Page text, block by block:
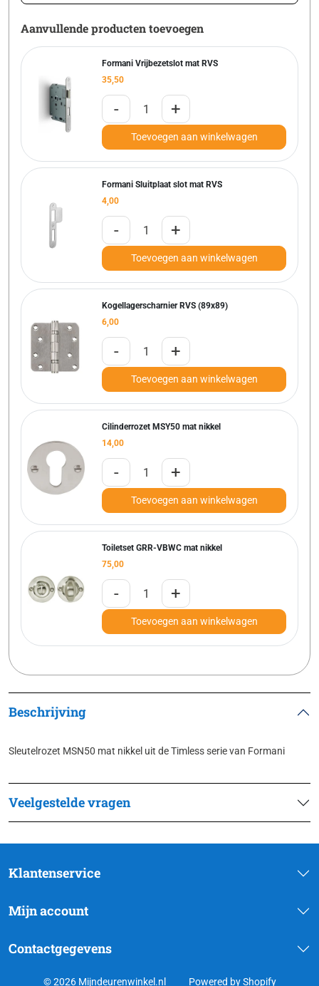
Aanvullende producten toevoegen
Formani Vrijbezetslot mat RVS
35,50
- +
Toevoegen aan winkelwagen
Formani Sluitplaat slot mat RVS
4,00
- +
Toevoegen aan winkelwagen
Kogellagerscharnier RVS (89x89)
6,00
- +
Toevoegen aan winkelwagen
Cilinderrozet MSY50 mat nikkel
14,00
- +
Toevoegen aan winkelwagen
Toiletset GRR-VBWC mat nikkel
75,00
- +
Toevoegen aan winkelwagen
Beschrijving
Sleutelrozet MSN50 mat nikkel uit de Timless serie van Formani
Veelgestelde vragen
Klantenservice
Mijn account
Contactgegevens
© 2026 Mijndeurenwinkel.nl Powered by Shopify